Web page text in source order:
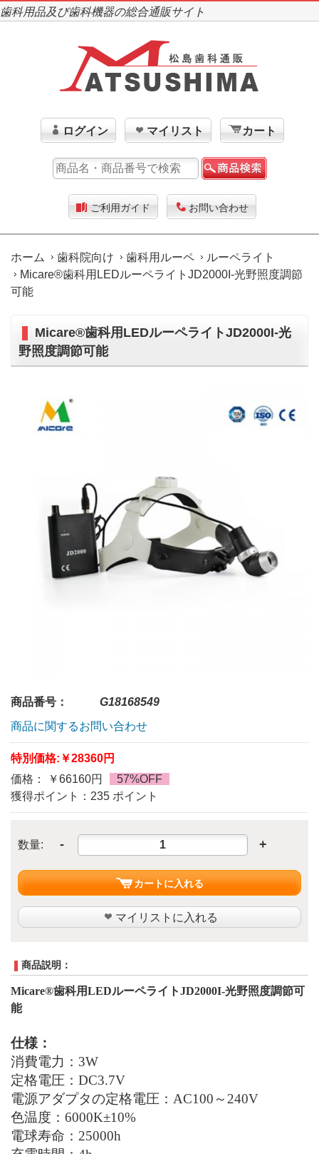
歯科用品及び歯科機器の総合通販サイト
ログイン マイリスト カート
ご利用ガイド お問い合わせ
ホーム 歯科院向け 歯科用ルーペ
ルーペライト
Micare®歯科用LEDルーペライトJD2000I-光野照度調節
可能
Micare®歯科用LEDルーペライトJD2000I-光
野照度調節可能
商品番号：
G18168549
商品に関するお問い合わせ
特別価格: ￥28360円
価格： ￥66160円
57%OFF
獲得ポイント：235 ポイント
数量: - +
カートに入れる
マイリストに入れる
商品説明：
Micare®歯科用LEDルーペライトJD2000I-光野照度調節可
能
仕様：
消費電力：3W
定格電圧：DC3.7V
電源アダプタの定格電圧：AC100 ～240V
色温度：6000K±10%
電球寿命：25000h